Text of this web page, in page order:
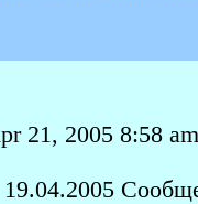
21, 2005 8:58 am
19.04.2005